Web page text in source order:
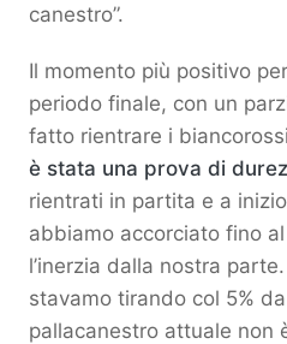
canestro”.
Il momento più positivo
periodo finale, con un
fatto rientrare i
è stata una prova di
rientrati in partita e a
abbiamo accorciato fino
l’inerzia dalla nostra
stavamo tirando col 5%
pallacanestro attuale non